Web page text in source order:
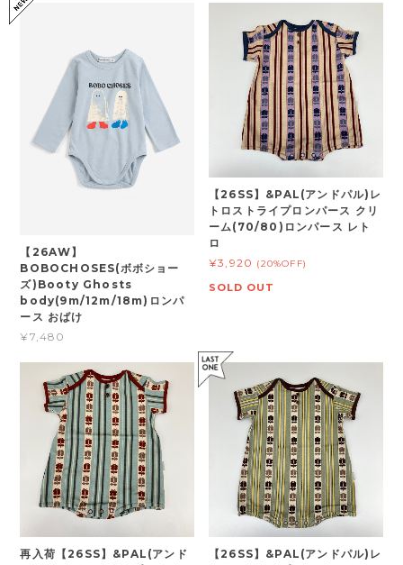
【26AW】
BOBOCHOSES(ボボショー
ズ)Booty Ghosts
body(9m/12m/18m)ロンパ
ース おばけ
¥7,480
【26SS】&PAL(アンドパル)レ
トロストライプロンパース クリ
ーム(70/80)ロンパース レト
ロ
¥3,920 (20%OFF)
SOLD OUT
再入荷【26SS】&PAL(アンド
【26SS】&PAL(アンドパル)レ